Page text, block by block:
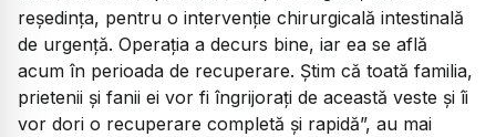
reședința, pentru o intervenție chirurgicală intestinală
de urgență. Operația a decurs bine, iar ea se află
acum în perioada de recuperare. Știm că toată familia,
prietenii și fanii ei vor fi îngrijorați de această veste și îi
vor dori o recuperare completă și rapidă”, au mai